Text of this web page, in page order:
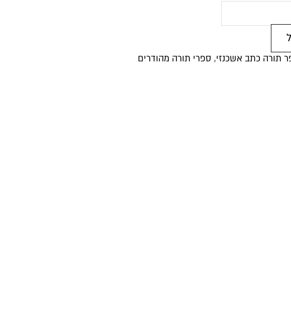
תורה כתב אשכנזי, ספרי תורה מהודרים